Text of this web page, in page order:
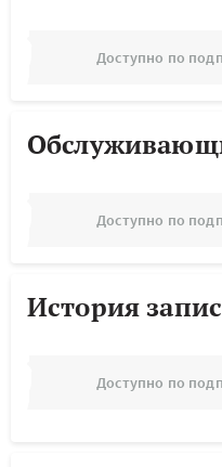
Доступно по
Доступно по
История
Доступно по